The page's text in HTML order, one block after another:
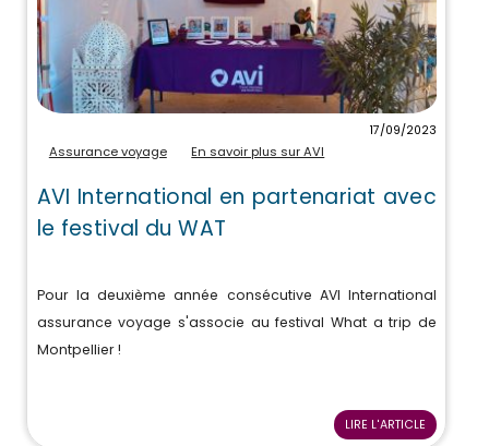
17/09/2023
Assurance voyage En savoir plus sur AVI
AVI International en partenariat avec
le festival du WAT
Pour la deuxième année consécutive AVI International
assurance voyage s'associe au festival What a trip de
Montpellier !
LIRE L'ARTICLE